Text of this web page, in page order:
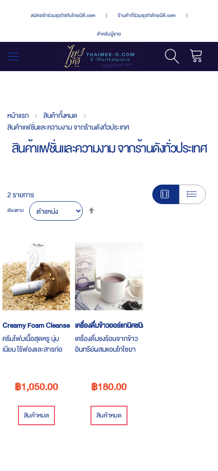
สมัครเข้าร่วมธุรกิจกับไทยมีดี.com | ร้านค้าที่ร่วมธุรกิจไทยมีดี.com |
สำหรับผู้ขาย
หน้าแรก
สินค้าทั้งหมด
สินค้าแฟชั่นและความงาม จากร้านดังทั่วประเทศ
สินค้าแฟชั่นและความงาม จากร้านดังทั่วประเทศ
2รายการ
เรียงตาม
Creamy Foam Cleanser
ครีมโฟมเนื้อสุดหรู นุ่ม
เนียน ไร้ฟองและสารก่อ
ชาญแล้วว่าอ่อนโยนต่อผิว
฿1,050.00
สินค้าหมด
เครื่องดื่มข้าวออร์แกนิคชนิดผง
เครื่องดื่มชงร้อนจากข้าว
อินทรีย์ผสมแอนโทไซยา
ออร์แกนิค 100%
฿180.00
สินค้าหมด